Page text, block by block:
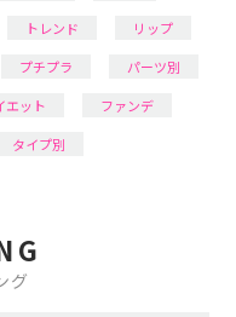
トレンド
リップ
プチプラ
パーツ別
エット
ファンデ
タイプ別
グ